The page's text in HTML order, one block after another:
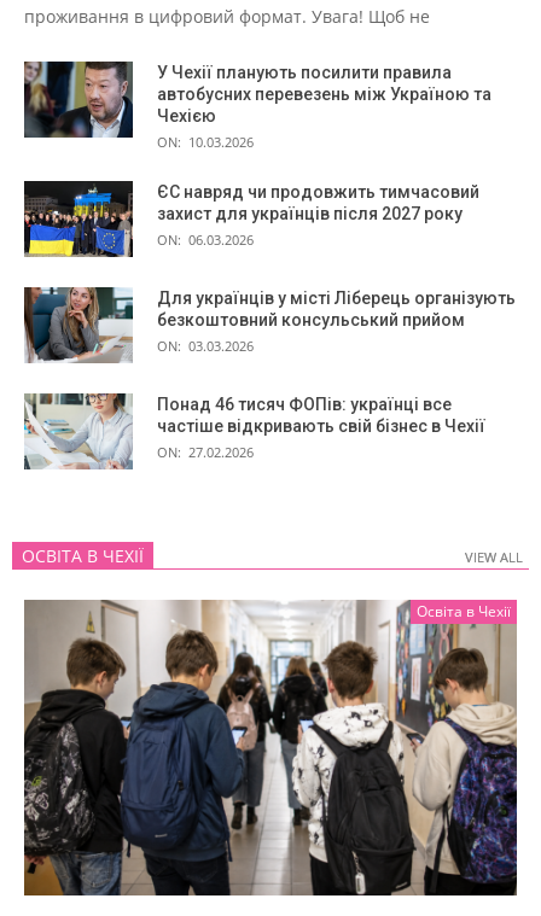
проживання в цифровий формат. Увага! Щоб не
У Чехії планують посилити правила
автобусних перевезень між Україною та
Чехією
ON: 10.03.2026
ЄС навряд чи продовжить тимчасовий
захист для українців після 2027 року
ON: 06.03.2026
Для українців у місті Ліберець організують
безкоштовний консульський прийом
ON: 03.03.2026
Понад 46 тисяч ФОПів: українці все
частіше відкривають свій бізнес в Чехії
ON: 27.02.2026
ОСВІТА В ЧЕХІЇ VIEW ALL
Освіта в Чехії
VIEW ALL